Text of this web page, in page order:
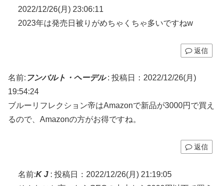
2022/12/26(月) 23:06:11
2023年は発売日被りがめちゃくちゃ多いですねw
返信
名前: フンバルト・ヘーデル: 投稿日：2022/12/26(月)
19:54:24
ブルーリフレクション帝はAmazonで新品が3000円で買え
るので、Amazonの方がお得ですね。
返信
名前:K J : 投稿日：2022/12/26(月) 21:19:05